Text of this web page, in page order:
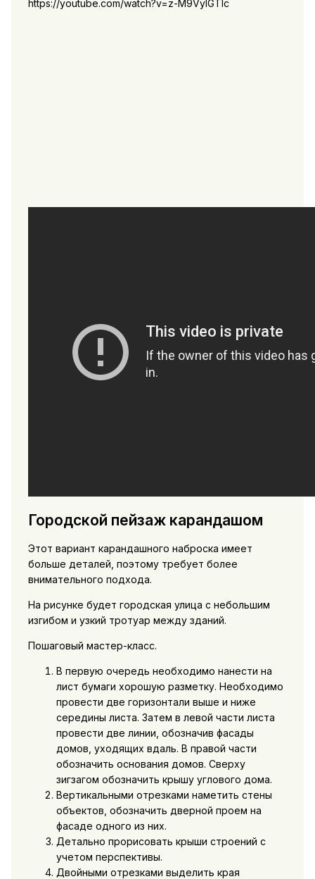
https://youtube.com/watch?v=z-M9VyIGTIc
Городской пейзаж карандашом
Этот вариант карандашного наброска имеет
больше деталей, поэтому требует более
внимательного подхода.
На рисунке будет городская улица с небольшим
изгибом и узкий тротуар между зданий.
Пошаговый мастер-класс.
В первую очередь необходимо нанести на
лист бумаги хорошую разметку. Необходимо
провести две горизонтали выше и ниже
середины листа. Затем в левой части листа
провести две линии, обозначив фасады
домов, уходящих вдаль. В правой части
обозначить основания домов. Сверху
зигзагом обозначить крышу углового дома.
Вертикальными отрезками наметить стены
объектов, обозначить дверной проем на
фасаде одного из них.
Детально прорисовать крыши строений с
учетом перспективы.
Двойными отрезками выделить края